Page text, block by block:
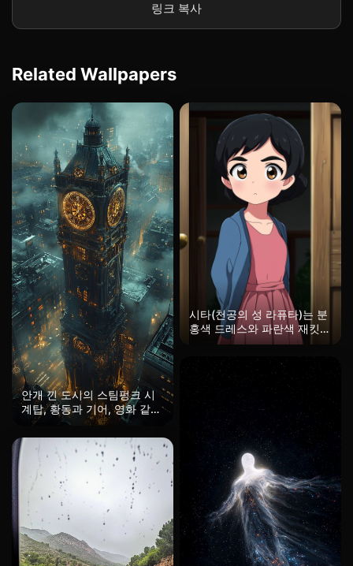
링크 복사
Related Wallpapers
안개 낀 도시의 스팀펑크 시
계탑, 황동과 기어, 영화 같은
조명
시타(천공의 성 라퓨타)는 분
홍색 드레스와 파란색 재킷을
입고 지브리 스타일로 묘사됩